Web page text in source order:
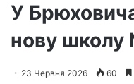
У
нову школу
23 Червня 2026 60